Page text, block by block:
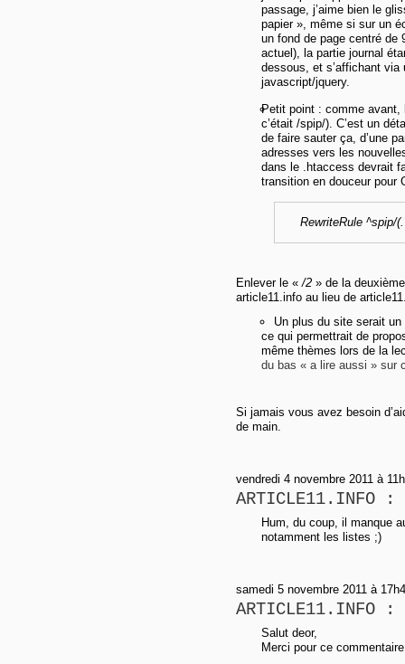
passage, j’aime bien le
papier », même si sur un
un fond de page centré de
actuel), la partie journal
dessous, et s’affichant
javascript/jquery.
Petit point : comme avant,
c’était /spip/). C’est un
de faire sauter ça, d’une
adresses vers les
dans le .htaccess devrait
transition en douceur pour
RewriteRule ^spip/
Enlever le «/2 » de la
article11.info au lieu de
Un plus du site serait
ce qui permettrait de
même thèmes lors de la
du bas « a lire aussi » sur
Si jamais vous avez besoin
de main.
vendredi 4 novembre 2011 à
ARTICLE11.INFO :
Hum, du coup, il manque
notamment les listes ;)
samedi 5 novembre 2011 à
ARTICLE11.INFO :
Salut deor,
Merci pour ce